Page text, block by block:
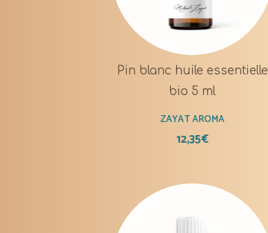
Pin blanc huile essentielle
bio 5 ml
ZAYAT AROMA
12,35€